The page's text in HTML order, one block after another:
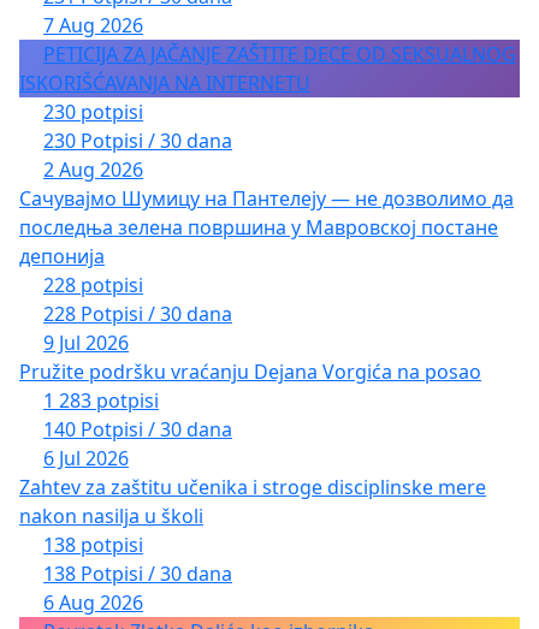
7 Aug 2026
PETICIJA ZA JAČANJE ZAŠTITE DECE OD SEKSUALNOG
ISKORIŠĆAVANJA NA INTERNETU
230 potpisi
230 Potpisi / 30 dana
2 Aug 2026
Сачувајмо Шумицу на Пантелеју — не дозволимо да
последња зелена површина у Мавровској постане
депонија
228 potpisi
228 Potpisi / 30 dana
9 Jul 2026
Pružite podršku vraćanju Dejana Vorgića na posao
1 283 potpisi
140 Potpisi / 30 dana
6 Jul 2026
Zahtev za zaštitu učenika i stroge disciplinske mere
nakon nasilja u školi
138 potpisi
138 Potpisi / 30 dana
6 Aug 2026